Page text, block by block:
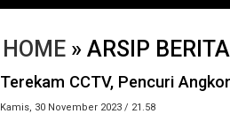
HOME » ARSIP
Terekam CCTV, Pencuri
Kamis, 30 November 2023 / 21.58